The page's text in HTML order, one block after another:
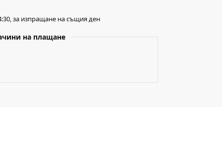
за изпращане на същия ден
на плащане